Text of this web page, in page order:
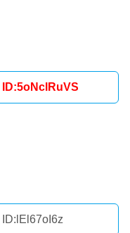
ID:5oNclRuVS
ID:lEl67oI6z